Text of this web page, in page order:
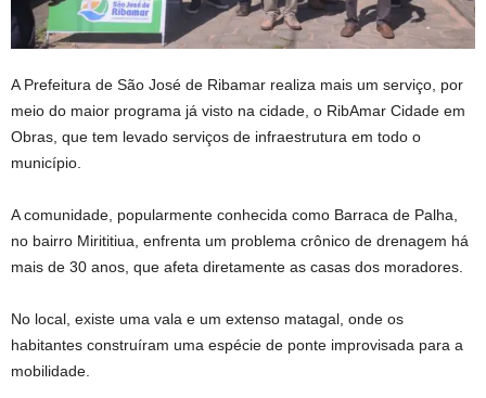
A Prefeitura de São José de Ribamar realiza mais um serviço, por
meio do maior programa já visto na cidade, o RibAmar Cidade em
Obras, que tem levado serviços de infraestrutura em todo o
município.
A comunidade, popularmente conhecida como Barraca de Palha,
no bairro Mirititiua, enfrenta um problema crônico de drenagem há
mais de 30 anos, que afeta diretamente as casas dos moradores.
No local, existe uma vala e um extenso matagal, onde os
habitantes construíram uma espécie de ponte improvisada para a
mobilidade.